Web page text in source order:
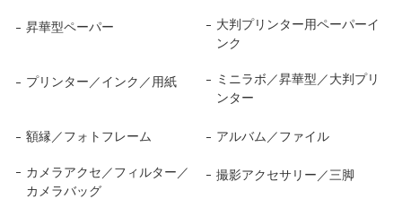
昇華型ペーパー
大判プリンター用ペーパーイ
ンク
プリンター／インク／用紙
ミニラボ／昇華型／大判プリ
ンター
額縁／フォトフレーム アルバム／ファイル
カメラアクセ／フィルター／
カメラバッグ
撮影アクセサリー／三脚